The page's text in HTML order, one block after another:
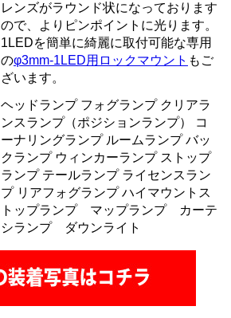
レンズがラウンド状になっております
ので、よりピンポイントに光ります。
1LEDを簡単に綺麗に取付可能な専用
のφ3mm-1LED用ロックマウント もご
ざいます。
ヘッドランプ フォグランプ クリアラ
ンスランプ（ポジションランプ） コ
ーナリングランプ ルームランプ バッ
クランプ ウィンカーランプ ストップ
ランプ テールランプ ライセンスラン
プ リアフォグランプ ハイマウントス
トップランプ マップランプ カーテ
シランプ ダウンライト